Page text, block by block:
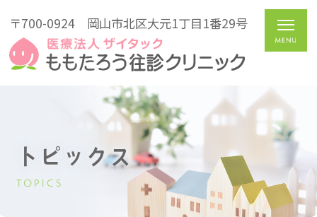
〒700-0924 岡山市北区大元1丁目1番29号
トピックス
TOPICS